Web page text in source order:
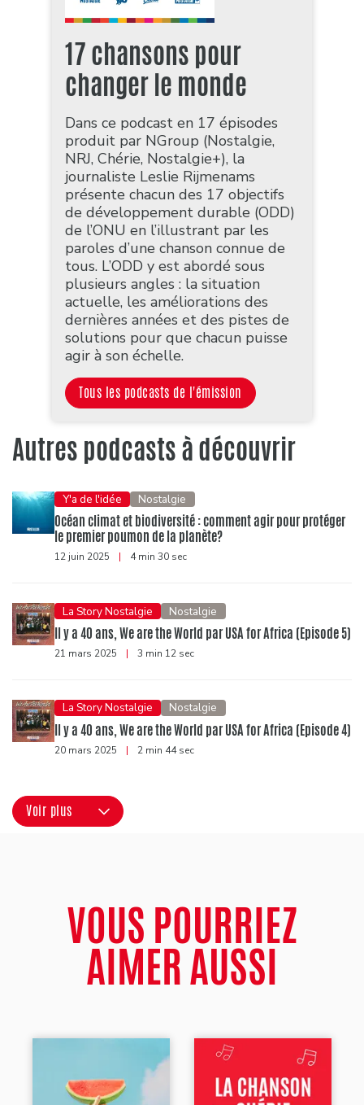
17 chansons pour
changer le monde
Dans ce podcast en 17 épisodes
produit par NGroup (Nostalgie,
NRJ, Chérie, Nostalgie+), la
journaliste Leslie Rijmenams
présente chacun des 17 objectifs
de développement durable (ODD)
de l’ONU en l’illustrant par les
paroles d’une chanson connue de
tous. L’ODD y est abordé sous
plusieurs angles : la situation
actuelle, les améliorations des
dernières années et des pistes de
solutions pour que chacun puisse
agir à son échelle.
Tous les podcasts de l'émission
Autres podcasts à découvrir
Y'a de l'idée Nostalgie
Océan climat et biodiversité : comment agir pour protéger
le premier poumon de la planète?
12 juin 2025 | 4 min 30 sec
La Story Nostalgie Nostalgie
Il y a 40 ans, We are the World par USA for Africa (Episode 5)
21 mars 2025 | 3 min 12 sec
La Story Nostalgie Nostalgie
Il y a 40 ans, We are the World par USA for Africa (Episode 4)
20 mars 2025 | 2 min 44 sec
Voir plus
VOUS POURRIEZ
AIMER AUSSI